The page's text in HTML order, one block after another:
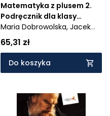
Matematyka z plusem 2.
Podręcznik dla klasy
drugiej liceum i technikum.
Zakres rozszerzony -
963/2/2020
Maria Dobrowolska, Jacek
Lech, Marcin Karpiński
65,31 zł
Do koszyka